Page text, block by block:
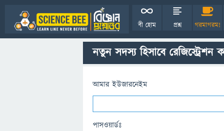
বী হোম প্রশ্ন গরমাগরম!
নতুন সদস্য হিসাবে রেজিস্ট্রেশন
আমার ইউজারনেইম
পাসওয়ার্ডঃ